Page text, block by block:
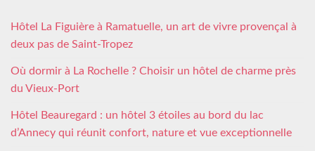
Hôtel La Figuière à Ramatuelle, un art de vivre provençal à
deux pas de Saint-Tropez
Où dormir à La Rochelle ? Choisir un hôtel de charme près
du Vieux-Port
Hôtel Beauregard : un hôtel 3 étoiles au bord du lac
d’Annecy qui réunit confort, nature et vue exceptionnelle